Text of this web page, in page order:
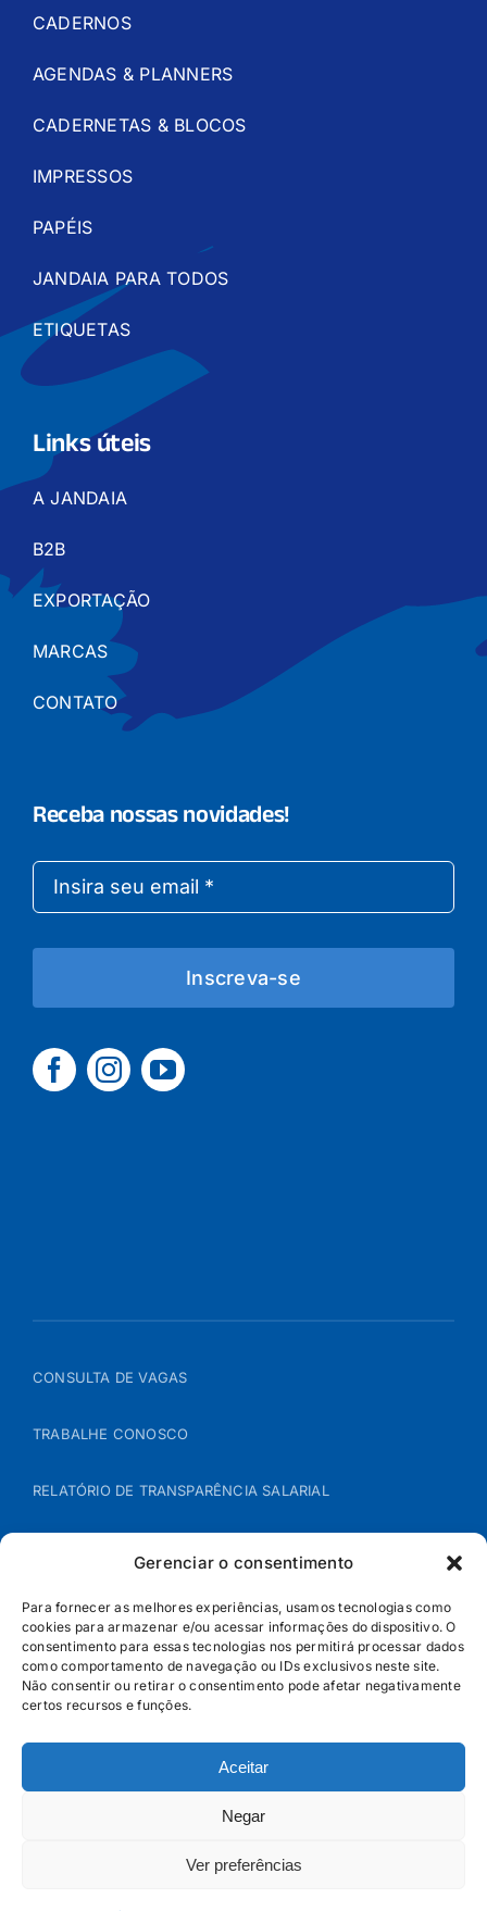
Gerenciar o consentimento
Para fornecer as melhores experiências, usamos tecnologias como
cookies para armazenar e/ou acessar informações do dispositivo. O
consentimento para essas tecnologias nos permitirá processar dados
como comportamento de navegação ou IDs exclusivos neste site.
Não consentir ou retirar o consentimento pode afetar negativamente
certos recursos e funções.
Aceitar
Negar
Ver preferências
CADERNOS
AGENDAS & PLANNERS
CADERNETAS & BLOCOS
IMPRESSOS
PAPÉIS
JANDAIA PARA TODOS
ETIQUETAS
Links úteis
A JANDAIA
B2B
EXPORTAÇÃO
MARCAS
CONTATO
Receba nossas novidades!
Inscreva-se
CONSULTA DE VAGAS
TRABALHE CONOSCO
RELATÓRIO DE TRANSPARÊNCIA SALARIAL
POLÍTICA DE COOKIES
POLÍTICA DE PRIVACIDADE
© Jandaia - 2026 · Todos os direitos reservados | SAC